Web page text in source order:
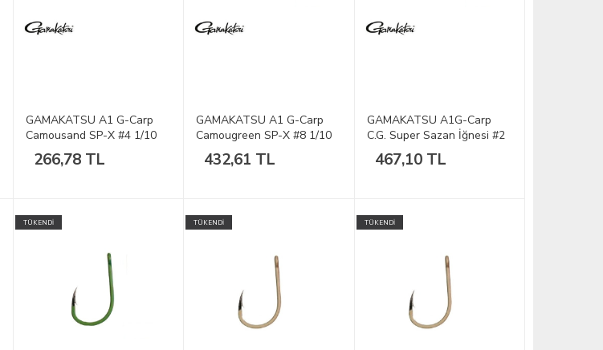
GAMAKATSU A1 G-Carp
Camousand SP-X #4 1/10
266,78 TL
GAMAKATSU A1 G-Carp
Camougreen SP-X #8 1/10
432,61 TL
GAMAKATSU A1G-Carp
C.G. Super Sazan İğnesi #2
1/10
467,10 TL
TÜKENDİ TÜKENDİ TÜKENDİ